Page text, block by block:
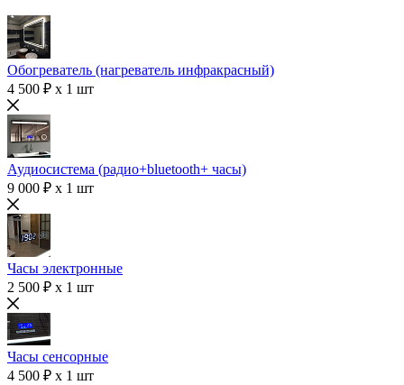
Обогреватель (нагреватель инфракрасный)
4 500 ₽ x 1 шт
Аудиосистема (радио+bluetooth+ часы)
9 000 ₽ x 1 шт
Часы электронные
2 500 ₽ x 1 шт
Часы сенсорные
4 500 ₽ x 1 шт